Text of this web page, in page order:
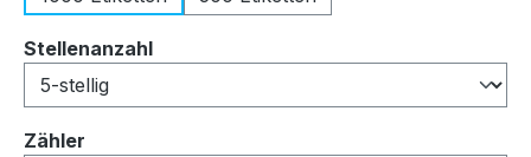
Stellenanzahlauswählen
Zähler